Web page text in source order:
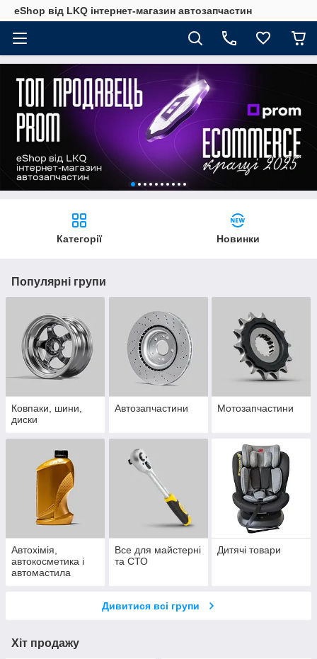
eShop від LKQ інтернет-магазин автозапчастин
Категорії Новинки
Популярні групи
Ковпаки, шини,
диски
Автозапчастини Мотозапчастини
Автохімія,
автокосметика і
автомастила
Все для майстерні
та СТО
Дитячі товари
Дивитися всі групи
Хіт продажу